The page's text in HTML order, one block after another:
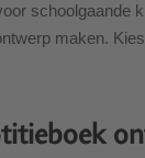
schoolgaande
maken.